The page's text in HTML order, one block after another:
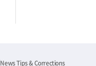
News Tips & Corrections